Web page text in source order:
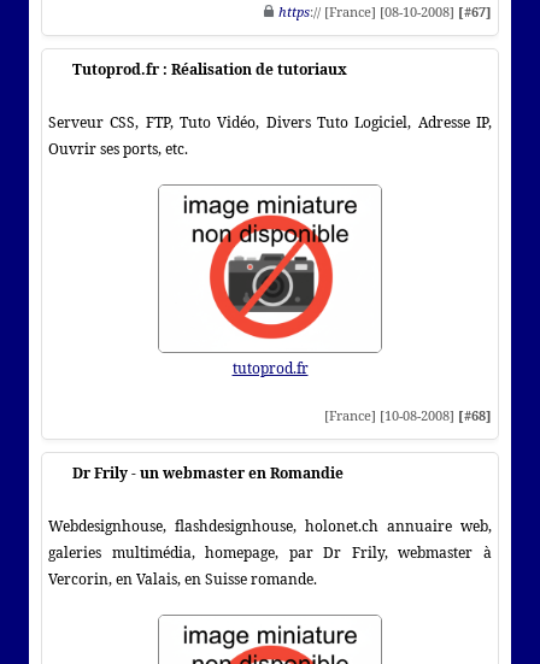
https:// [France] [08-10-2008] [#67]
Tutoprod.fr : Réalisation de tutoriaux
Serveur CSS, FTP, Tuto Vidéo, Divers Tuto Logiciel, Adresse IP,
Ouvrir ses ports, etc.
tutoprod.fr
[France] [10-08-2008] [#68]
Dr Frily - un webmaster en Romandie
Webdesignhouse, flashdesignhouse, holonet.ch annuaire web,
galeries multimédia, homepage, par Dr Frily, webmaster à
Vercorin, en Valais, en Suisse romande.